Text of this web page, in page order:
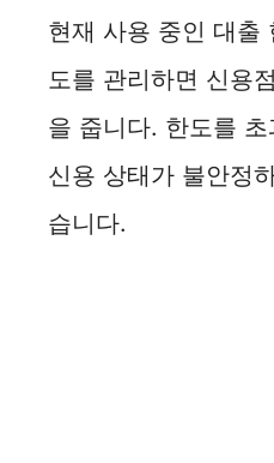
현재 사용 중인 대출
도를 관리하면 신용
을 줍니다. 한도를
신용 상태가 불안정
습니다.